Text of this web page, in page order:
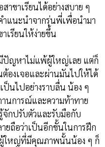
าขาเรียนได้อย่างสบาย ๆ
ำแนะนำจากรุ่นพี่เพื่อนำมา
เรียนให้ง่ายขึ้น
ปัญหาไม่แพ้ผู้ใหญ่เลย แต่ก็
งเจอและผ่านมันไปให้ได้
นไปอย่างราบลื่น น้อง ๆ
นการณ์และความท้าทาย
จักปรับตัวและรับมือกับ
ยถือว่าเป็นอีกขั้นในการฝึก
ใหญ่ที่มีคุณภาพนั้นน้อง ๆ ก็